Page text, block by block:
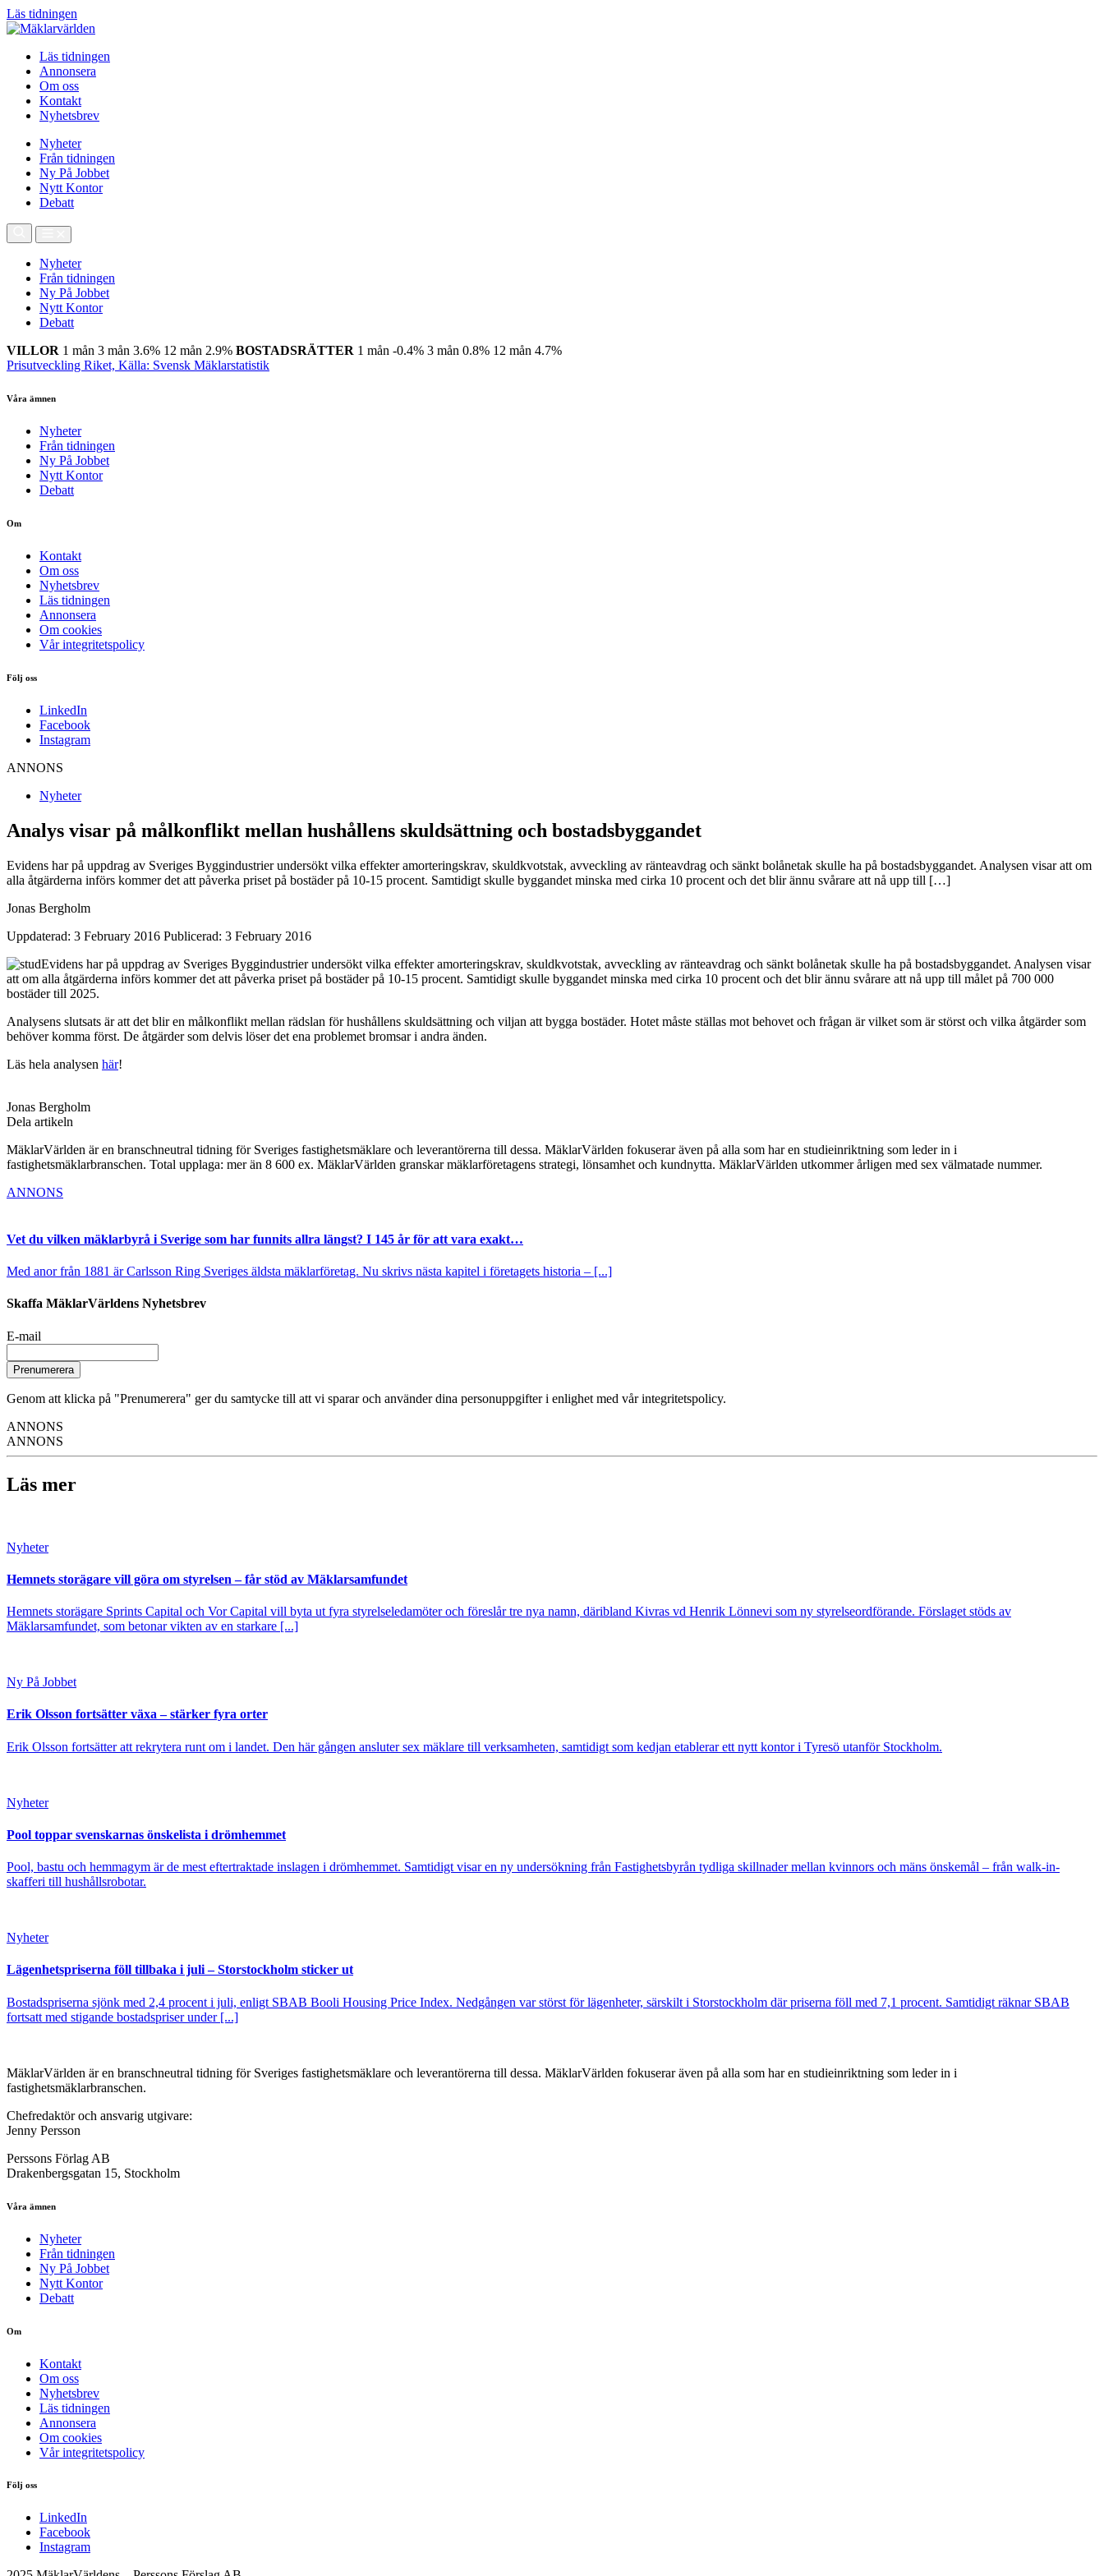
Läs tidningen
Läs tidningen
Annonsera
Om oss
Kontakt
Nyhetsbrev
Nyheter
Från tidningen
Ny På Jobbet
Nytt Kontor
Debatt
Nyheter
Från tidningen
Ny På Jobbet
Nytt Kontor
Debatt
VILLOR 1 mån 3 mån 3.6% 12 mån 2.9% BOSTADSRÄTTER 1 mån -0.4% 3 mån 0.8% 12 mån 4.7%
Prisutveckling Riket, Källa: Svensk Mäklarstatistik
Våra ämnen
Nyheter
Från tidningen
Ny På Jobbet
Nytt Kontor
Debatt
Om
Kontakt
Om oss
Nyhetsbrev
Läs tidningen
Annonsera
Om cookies
Vår integritetspolicy
Följ oss
LinkedIn
Facebook
Instagram
ANNONS
Nyheter
Analys visar på målkonflikt mellan hushållens skuldsättning och bostadsbyggandet
Evidens har på uppdrag av Sveriges Byggindustrier undersökt vilka effekter amorteringskrav, skuldkvotstak, avveckling av ränteavdrag och sänkt bolånetak skulle ha på bostadsbyggandet. Analysen visar att om
alla åtgärderna införs kommer det att påverka priset på bostäder på 10-15 procent. Samtidigt skulle byggandet minska med cirka 10 procent och det blir ännu svårare att nå upp till […]
Jonas Bergholm
Uppdaterad: 3 February 2016 Publicerad: 3 February 2016
Evidens har på uppdrag av Sveriges Byggindustrier undersökt vilka effekter amorteringskrav, skuldkvotstak, avveckling av ränteavdrag och sänkt bolånetak skulle ha på bostadsbyggandet. Analysen visar
att om alla åtgärderna införs kommer det att påverka priset på bostäder på 10-15 procent. Samtidigt skulle byggandet minska med cirka 10 procent och det blir ännu svårare att nå upp till målet på 700 000
bostäder till 2025.
Analysens slutsats är att det blir en målkonflikt mellan rädslan för hushållens skuldsättning och viljan att bygga bostäder. Hotet måste ställas mot behovet och frågan är vilket som är störst och vilka åtgärder som
behöver komma först. De åtgärder som delvis löser det ena problemet bromsar i andra änden.
Läs hela analysen här!
Jonas Bergholm
Dela artikeln
MäklarVärlden är en branschneutral tidning för Sveriges fastighetsmäklare och leverantörerna till dessa. MäklarVärlden fokuserar även på alla som har en studieinriktning som leder in i
fastighetsmäklarbranschen. Total upplaga: mer än 8 600 ex. MäklarVärlden granskar mäklarföretagens strategi, lönsamhet och kundnytta. MäklarVärlden utkommer årligen med sex välmatade nummer.
ANNONS
Vet du vilken mäklarbyrå i Sverige som har funnits allra längst? I 145 år för att vara exakt…
Med anor från 1881 är Carlsson Ring Sveriges äldsta mäklarföretag. Nu skrivs nästa kapitel i företagets historia – [...]
Skaffa MäklarVärldens Nyhetsbrev
E-mail
Prenumerera
Genom att klicka på "Prenumerera" ger du samtycke till att vi sparar och använder dina personuppgifter i enlighet med vår integritetspolicy.
ANNONS
ANNONS
Läs mer
Nyheter
Hemnets storägare vill göra om styrelsen – får stöd av Mäklarsamfundet
Hemnets storägare Sprints Capital och Vor Capital vill byta ut fyra styrelseledamöter och föreslår tre nya namn, däribland Kivras vd Henrik Lönnevi som ny styrelseordförande. Förslaget stöds av
Mäklarsamfundet, som betonar vikten av en starkare [...]
Ny På Jobbet
Erik Olsson fortsätter växa – stärker fyra orter
Erik Olsson fortsätter att rekrytera runt om i landet. Den här gången ansluter sex mäklare till verksamheten, samtidigt som kedjan etablerar ett nytt kontor i Tyresö utanför Stockholm.
Nyheter
Pool toppar svenskarnas önskelista i drömhemmet
Pool, bastu och hemmagym är de mest eftertraktade inslagen i drömhemmet. Samtidigt visar en ny undersökning från Fastighetsbyrån tydliga skillnader mellan kvinnors och mäns önskemål – från walk-in-
skafferi till hushållsrobotar.
Nyheter
Lägenhetspriserna föll tillbaka i juli – Storstockholm sticker ut
Bostadspriserna sjönk med 2,4 procent i juli, enligt SBAB Booli Housing Price Index. Nedgången var störst för lägenheter, särskilt i Storstockholm där priserna föll med 7,1 procent. Samtidigt räknar SBAB
fortsatt med stigande bostadspriser under [...]
MäklarVärlden är en branschneutral tidning för Sveriges fastighetsmäklare och leverantörerna till dessa. MäklarVärlden fokuserar även på alla som har en studieinriktning som leder in i
fastighetsmäklarbranschen.
Chefredaktör och ansvarig utgivare:
Jenny Persson
Perssons Förlag AB
Drakenbergsgatan 15, Stockholm
Våra ämnen
Nyheter
Från tidningen
Ny På Jobbet
Nytt Kontor
Debatt
Om
Kontakt
Om oss
Nyhetsbrev
Läs tidningen
Annonsera
Om cookies
Vår integritetspolicy
Följ oss
LinkedIn
Facebook
Instagram